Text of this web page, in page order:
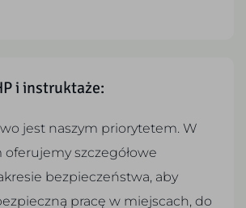
i instruktaże:
jest naszym priorytetem. W
oferujemy szczegółowe
bezpieczeństwa, aby
pracę w miejscach, do